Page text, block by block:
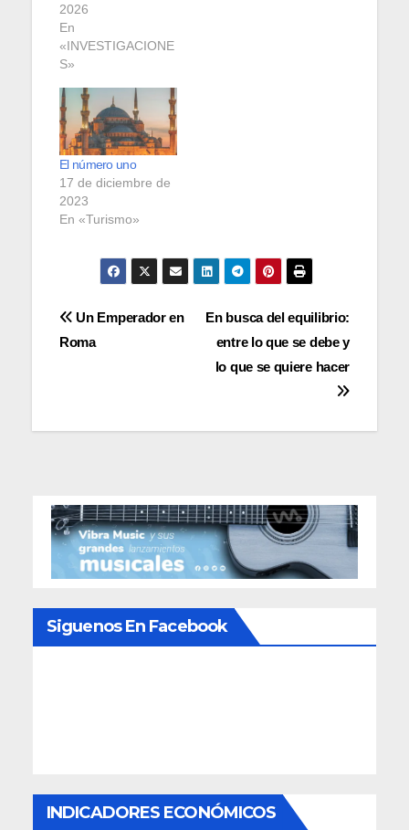
2026
En
«INVESTIGACIONE
S»
El número uno
17 de diciembre de
2023
En «Turismo»
NavegaciónEn busca del equilibrio:
entre lo que se debe y
lo que se quiere hacer
Un Emperador en
Roma
Siguenos En Facebook
INDICADORES ECONÓMICOS